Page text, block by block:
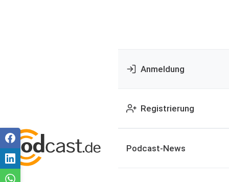
Anmeldung
Registrierung
Podcast-News